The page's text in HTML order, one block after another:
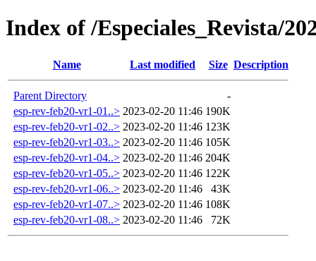
Index of /Especiales_Revista/
Name Last modified Size Description
Parent Directory
-
esp-rev-feb20-vr1-01..> 2023-02-20 11:46 190K
esp-rev-feb20-vr1-02..> 2023-02-20 11:46 123K
esp-rev-feb20-vr1-03..> 2023-02-20 11:46 105K
esp-rev-feb20-vr1-04..> 2023-02-20 11:46 204K
esp-rev-feb20-vr1-05..> 2023-02-20 11:46 122K
esp-rev-feb20-vr1-06..> 2023-02-20 11:46
43K
esp-rev-feb20-vr1-07..> 2023-02-20 11:46 108K
esp-rev-feb20-vr1-08..> 2023-02-20 11:46 72K